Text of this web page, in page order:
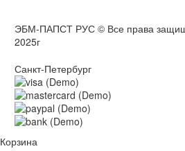
ЭБМ-ПАПСТ РУС © Все права
2025г
Санкт-Петербург
Корзина